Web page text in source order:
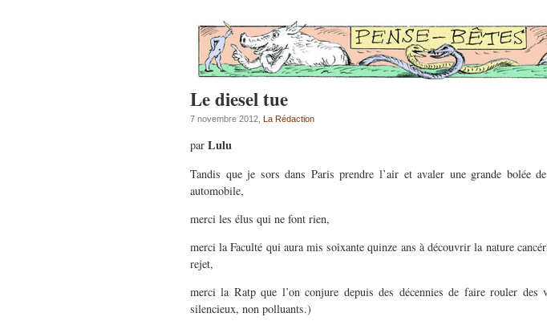
Le diesel tue
7 novembre 2012, La Rédaction
par Lulu
Tandis que je sors dans Paris prendre l’air et avaler une grande bolée
automobile,
merci les élus qui ne font rien,
merci la Faculté qui aura mis soixante quinze ans à découvrir la nature
rejet,
merci la Ratp que l’on conjure depuis des décennies de faire rouler des
silencieux, non polluants.)